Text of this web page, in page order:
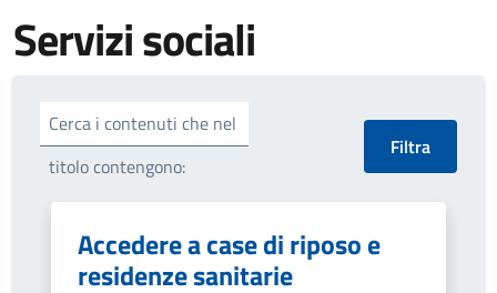
Servizi sociali
Cerca i contenuti che nel
titolo contengono:
Accedere a case di riposo e
residenze sanitarie